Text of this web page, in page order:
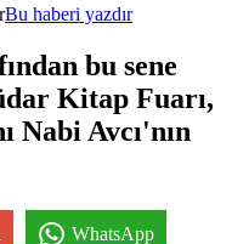
bu sene
Kitap Fuarı,
Avcı'nın